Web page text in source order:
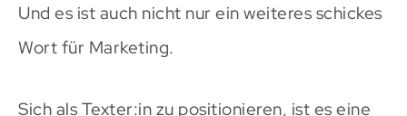
Und es ist auch nicht nur ein weiteres schickes
Wort für Marketing.
Sich als Texter:in zu positionieren, ist es eine